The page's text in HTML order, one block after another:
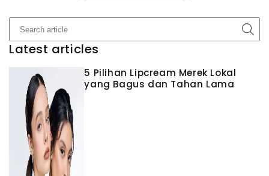
Latest articles
5 Pilihan Lipcream Merek Lokal
yang Bagus dan Tahan Lama